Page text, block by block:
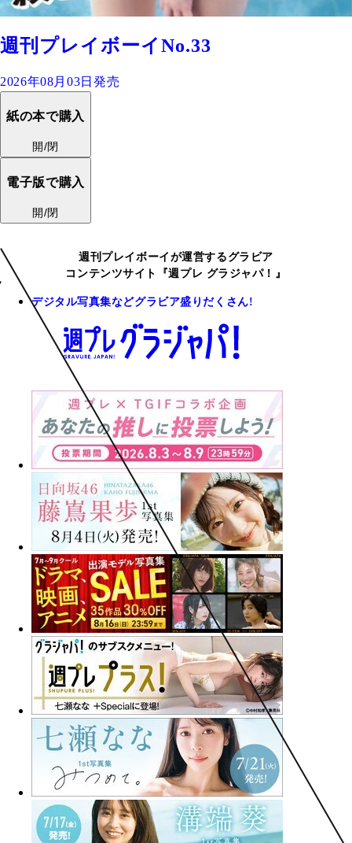
週刊プレイボーイNo.33
2026年08月03日発売
紙の本で購入
開/閉
電子版で購入
開/閉
週刊プレイボーイが運営するグラビア
コンテンツサイト『週プレ グラジャパ！』
デジタル写真集などグラビア盛りだくさん!